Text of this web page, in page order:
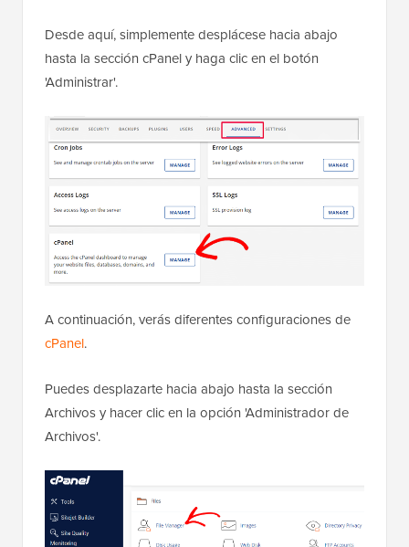
Desde aquí, simplemente desplácese hacia abajo
hasta la sección cPanel y haga clic en el botón
'Administrar'.
A continuación, verás diferentes configuraciones de
cPanel.
Puedes desplazarte hacia abajo hasta la sección
Archivos y hacer clic en la opción 'Administrador de
Archivos'.